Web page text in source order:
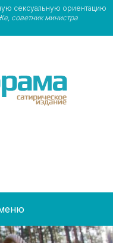
сексуальную ориентацию
советник министра